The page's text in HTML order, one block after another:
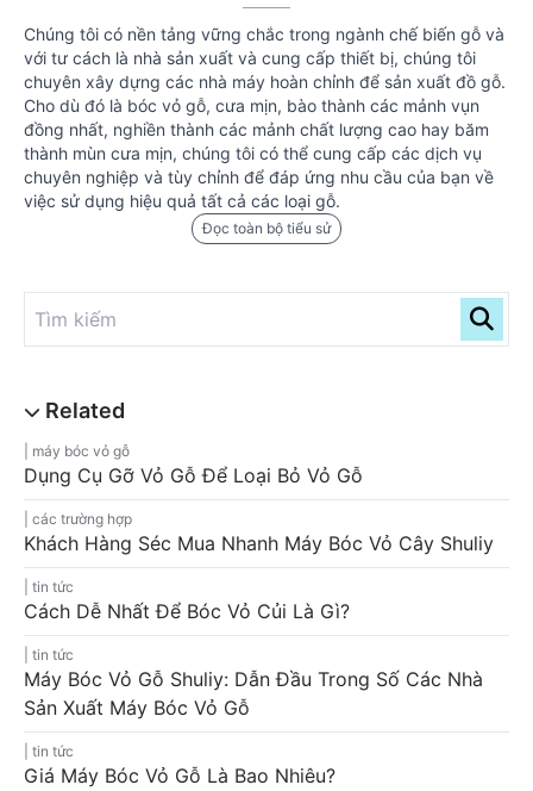
Chúng tôi có nền tảng vững chắc trong ngành chế biến gỗ và
với tư cách là nhà sản xuất và cung cấp thiết bị, chúng tôi
chuyên xây dựng các nhà máy hoàn chỉnh để sản xuất đồ gỗ.
Cho dù đó là bóc vỏ gỗ, cưa mịn, bào thành các mảnh vụn
đồng nhất, nghiền thành các mảnh chất lượng cao hay băm
thành mùn cưa mịn, chúng tôi có thể cung cấp các dịch vụ
chuyên nghiệp và tùy chỉnh để đáp ứng nhu cầu của bạn về
việc sử dụng hiệu quả tất cả các loại gỗ.
Đọc toàn bộ tiểu sử
máy bóc vỏ gỗ
Dụng Cụ Gỡ Vỏ Gỗ Để Loại Bỏ Vỏ Gỗ
các trường hợp
Khách Hàng Séc Mua Nhanh Máy Bóc Vỏ Cây Shuliy
tin tức
Cách Dễ Nhất Để Bóc Vỏ Củi Là Gì?
tin tức
Máy Bóc Vỏ Gỗ Shuliy: Dẫn Đầu Trong Số Các Nhà
Sản Xuất Máy Bóc Vỏ Gỗ
tin tức
Giá Máy Bóc Vỏ Gỗ Là Bao Nhiêu?